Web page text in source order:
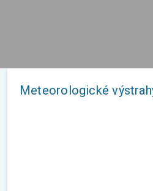
Meteorologické